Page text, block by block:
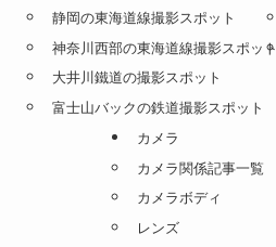
静岡の東海道線撮影スポット
神奈川西部の東海道線撮影スポット
大井川鐵道の撮影スポット
富士山バックの鉄道撮影スポット
カメラ
カメラ関係記事一覧
カメラボディ
レンズ